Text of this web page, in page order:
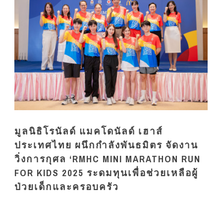
มูลนิธิโรนัลด์ แมคโดนัลด์ เฮาส์
ประเทศไทย ผนึกกำลังพันธมิตร จัดงาน
วิ่งการกุศล ‘RMHC MINI MARATHON RUN
FOR KIDS 2025 ระดมทุนเพื่อช่วยเหลือผู้
ป่วยเด็กและครอบครัว